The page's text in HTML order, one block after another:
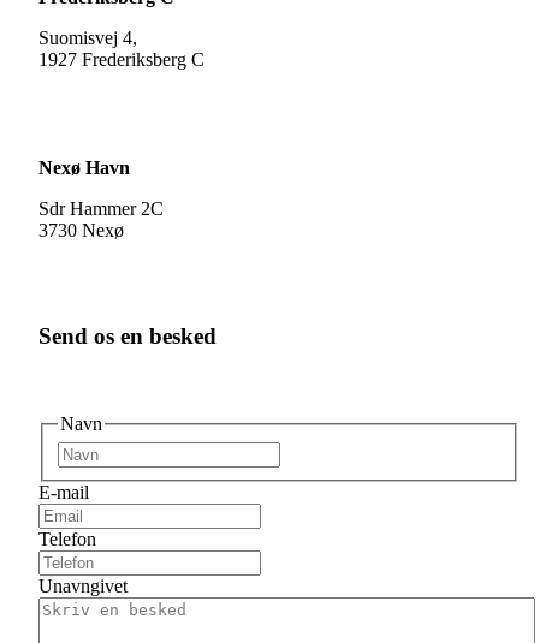
Suomisvej 4,
1927 Frederiksberg C
Nexø Havn
Sdr Hammer 2C
3730 Nexø
Send os en besked
Navn
E-mail
Telefon
Unavngivet